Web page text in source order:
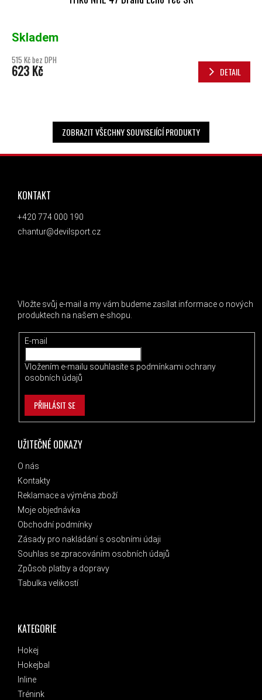
Skladem
515 Kč bez DPH
623 Kč DETAIL
ZOBRAZIT VŠECHNY SOUVISEJÍCÍ PRODUKTY
ZÁPATÍ
KATEGORIE
Hokej
Hokejbal
Inline
Trénink
UŽITEČNÉ ODKAZY
O nás
Kontakty
Reklamace a výměna zboží
Moje objednávka
Obchodní podmínky
Zásady pro nakládání s osobními údaji
Souhlas se zpracováním osobních údajů
Způsob platby a dopravy
Tabulka velikostí
KONTAKT
+420 774 000 190
chantur@devilsport.cz
Vložte svůj e-mail a my vám budeme zasílat informace o nových
produktech na našem e-shopu.
E-mail
Vložením e-mailu souhlasíte s podmínkami ochrany
osobních údajů
PŘIHLÁSIT SE